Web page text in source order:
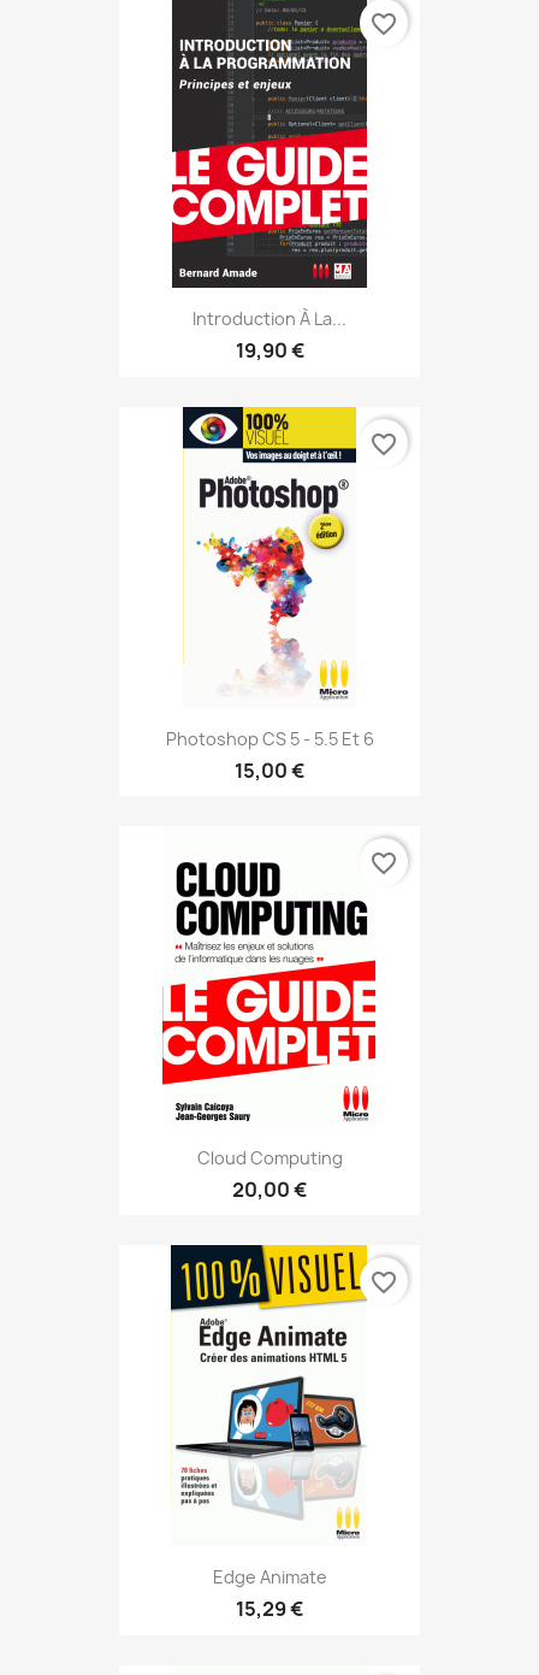
Introduction À La...
19,90 €
favorite_border
Photoshop CS 5 - 5.5 Et 6
15,00 €
favorite_border
Cloud Computing
20,00 €
favorite_border
Edge Animate
15,29 €
favorite_border